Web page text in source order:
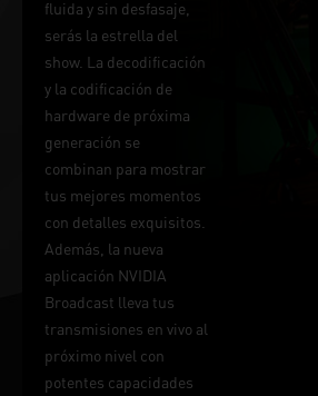
fluida y sin desfasaje,
serás la estrella del
show. La decodificación
y la codificación de
hardware de próxima
generación se
combinan para mostrar
tus mejores momentos
con detalles exquisitos.
Además, la nueva
aplicación NVIDIA
Broadcast lleva tus
transmisiones en vivo al
próximo nivel con
potentes capacidades